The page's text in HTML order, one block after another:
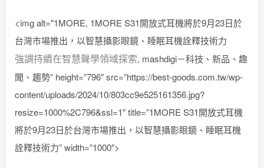
<img alt="1MORE, 1MORE S31開放式耳機將於9月23日於
台灣市場推出，以智慧攝影眼鏡、睡眠耳機詮釋技術力
強調持續在智慧聲學領域探索, mashdigi－科技、新品、趣
聞、趨勢” height=”796″ src=”https://best-goods.com.tw/wp-
content/uploads/2024/10/803cc9e525161356.jpg?
resize=1000%2C796&ssl=1″ title=”1MORE S31開放式耳機
將於9月23日於台灣市場推出，以智慧攝影眼鏡、睡眠耳機
詮釋技術力” width=”1000″>